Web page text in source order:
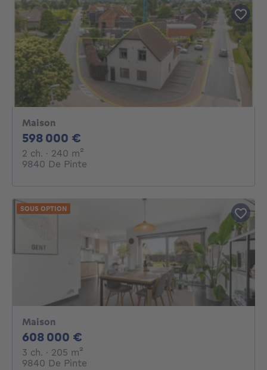
Maison
598 000 €
2 ch. 2 chambres
· 240 m²
9840 De Pinte
Maison
608 000 €
3 ch. 3 chambres
· 205 m²
9840 De Pinte
SOUS OPTION